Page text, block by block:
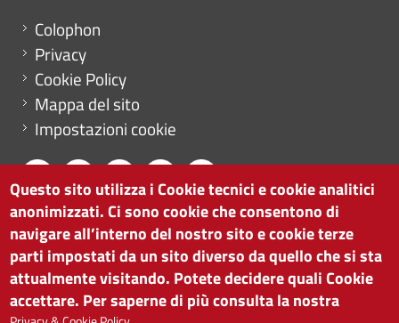
Menu footer
Colophon
Privacy
Cookie Policy
Mappa del sito
Impostazioni cookie
CAMERA DI COMMERCIO DI BOLZANO
via Alto Adige 60 | I-39100 Bolzano
tel. 0471 945 511 |info@camcom.bz.it
Partita IVA: 00376420212
Questo sito utilizza i Cookie tecnici e cookie analitici
anonimizzati. Ci sono cookie che consentono di
navigare all’interno del nostro sito e cookie terze
parti impostati da un sito diverso da quello che si sta
attualmente visitando. Potete decidere quali Cookie
accettare. Per saperne di più consulta la nostra